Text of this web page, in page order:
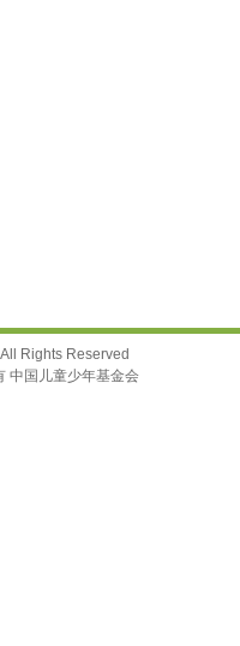
Rights Reserved
中国儿童少年基金会